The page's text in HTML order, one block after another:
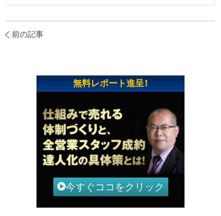
前の記事
無料レポート進呈！
今すぐココをクリック